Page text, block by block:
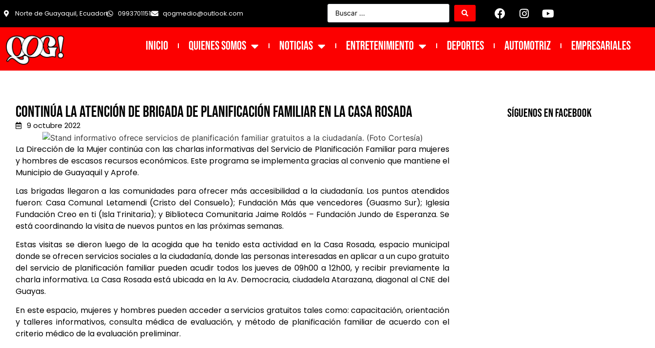
Norte de Guayaquil, Ecuador 0993701151 qogmedio@outlook.com
INICIO Quienes Somos NOTICIAS ENTRETENIMIENTO DEPORTES Automotriz Empresariales
Continúa la atención de brigada de planificación familiar en la Casa Rosada
9 octubre 2022
La Dirección de la Mujer continúa con las charlas informativas del Servicio de Planificación Familiar para mujeres
y hombres de escasos recursos económicos. Este programa se implementa gracias al convenio que mantiene el
Municipio de Guayaquil y Aprofe.
Las brigadas llegaron a las comunidades para ofrecer más accesibilidad a la ciudadanía. Los puntos atendidos
fueron: Casa Comunal Letamendi (Cristo del Consuelo); Fundación Más que vencedores (Guasmo Sur); Iglesia
Fundación Creo en ti (Isla Trinitaria); y Biblioteca Comunitaria Jaime Roldós – Fundación Jundo de Esperanza. Se
está coordinando la visita de nuevos puntos en las próximas semanas.
Estas visitas se dieron luego de la acogida que ha tenido esta actividad en la Casa Rosada, espacio municipal
donde se ofrecen servicios sociales a la ciudadanía, donde las personas interesadas en aplicar a un cupo gratuito
del servicio de planificación familiar pueden acudir todos los jueves de 09h00 a 12h00, y recibir previamente la
charla informativa. La Casa Rosada está ubicada en la Av. Democracia, ciudadela Atarazana, diagonal al CNE del
Guayas.
En este espacio, mujeres y hombres pueden acceder a servicios gratuitos tales como: capacitación, orientación
y talleres informativos, consulta médica de evaluación, y método de planificación familiar de acuerdo con el
criterio médico de la evaluación preliminar.
SíGUENOS EN FACEBOOK